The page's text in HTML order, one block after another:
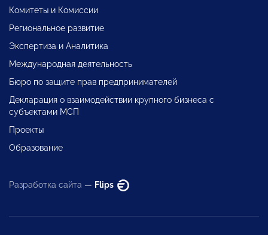
Комитеты и Комиссии
Региональное развитие
Экспертиза и Аналитика
Международная деятельность
Бюро по защите прав предпринимателей
Декларация о взаимодействии крупного бизнеса с
субъектами МСП
Проекты
Образование
Разработка сайта — Flips